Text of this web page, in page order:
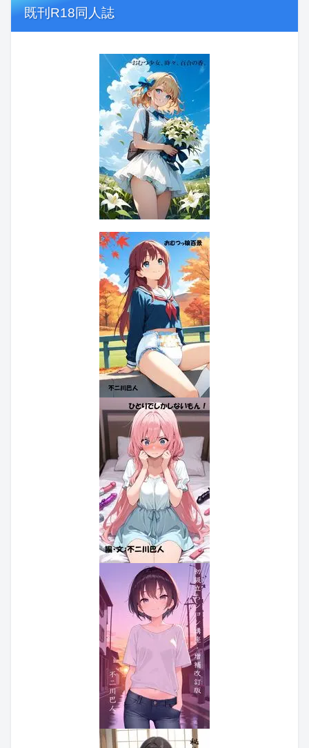
既刊R18同人誌